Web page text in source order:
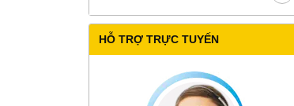
HỖ TRỢ TRỰC TUYẾN